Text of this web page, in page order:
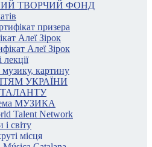
ТВОРЧИЙ ФОНД
призера
Алеї Зірок
Алеї Зірок
картину
УКРАЇНИ
МУЗИКА
Talent Network
світу
місця